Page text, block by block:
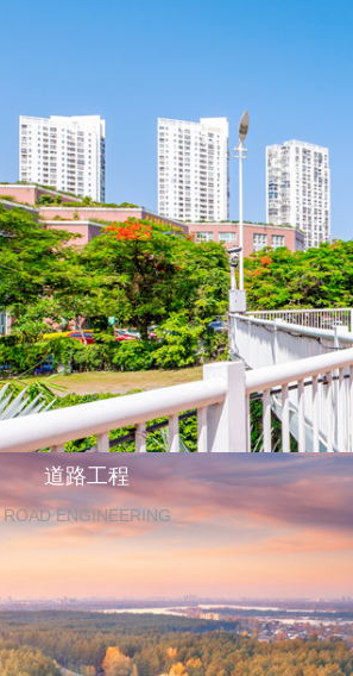
道路工程
ROAD ENGINEERING